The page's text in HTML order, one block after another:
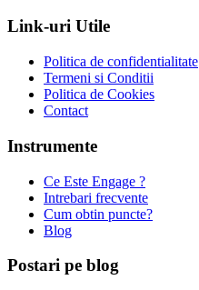
Link-uri Utile
Politica de confidentialitate
Termeni si Conditii
Politica de Cookies
Contact
Instrumente
Ce Este Engage ?
Intrebari frecvente
Cum obtin puncte?
Blog
Postari pe blog